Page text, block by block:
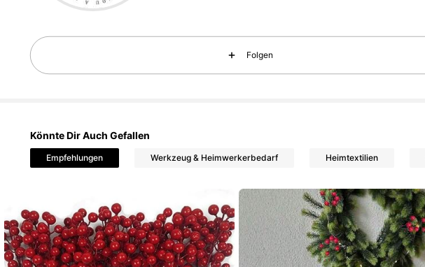
Folgen
Könnte Dir Auch Gefallen
Empfehlungen Werkzeug & Heimwerkerbedarf Heimtextilien